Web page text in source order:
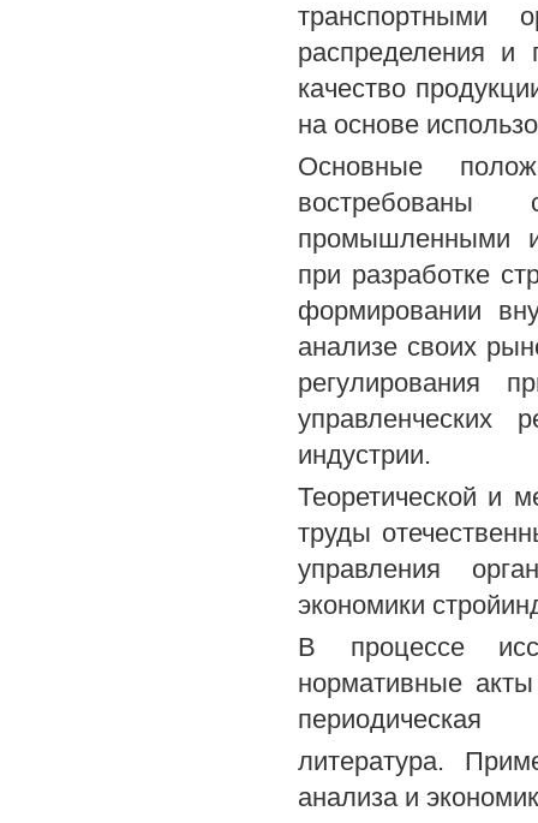
транспортными
распределения и
качество
на основе
Основные
промышленными и
при разработке
формировании
анализе своих
регулирования
управленческих
индустрии.
Теоретической и
труды
управления
экономики
В процессе
нормативные
периодическая
литература.
анализа и